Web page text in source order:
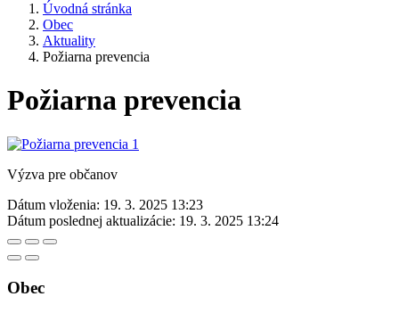
Úvodná stránka
Obec
Aktuality
Požiarna prevencia
Požiarna prevencia
Výzva pre občanov
Dátum vloženia: 19. 3. 2025 13:23
Dátum poslednej aktualizácie: 19. 3. 2025 13:24
Obec